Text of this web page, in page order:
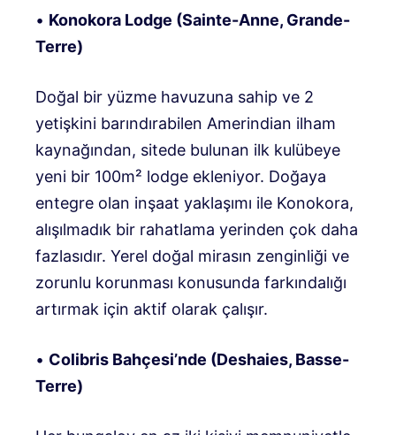
• Konokora Lodge (Sainte-Anne, Grande-
Terre)
Doğal bir yüzme havuzuna sahip ve 2
yetişkini barındırabilen Amerindian ilham
kaynağından, sitede bulunan ilk kulübeye
yeni bir 100m² lodge ekleniyor. Doğaya
entegre olan inşaat yaklaşımı ile Konokora,
alışılmadık bir rahatlama yerinden çok daha
fazlasıdır. Yerel doğal mirasın zenginliği ve
zorunlu korunması konusunda farkındalığı
artırmak için aktif olarak çalışır.
• Colibris Bahçesi’nde (Deshaies, Basse-
Terre)